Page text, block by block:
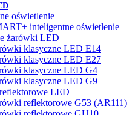
oświetlenie
inteligentne oświetlenie
żarówki LED
klasyczne LED E14
klasyczne LED E27
klasyczne LED G4
klasyczne LED G9
LED
reflektorowe G53 (AR111)